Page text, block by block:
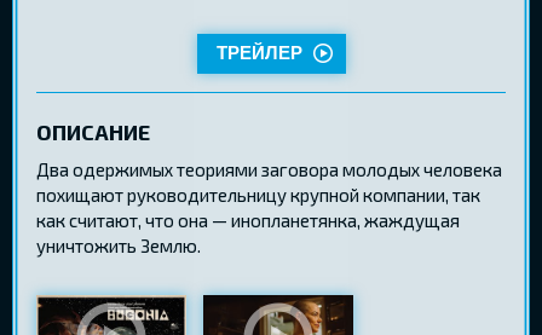
ТРЕЙЛЕР
ОПИСАНИЕ
Два одержимых теориями заговора молодых человека
похищают руководительницу крупной компании, так
как считают, что она — инопланетянка, жаждущая
уничтожить Землю.